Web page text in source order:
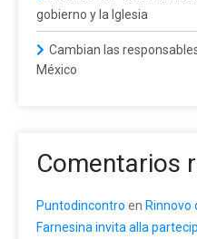
gobierno y la Iglesia
Cambian las
México
Comentarios
Puntodincontro en Rinnovo
Farnesina invita alla